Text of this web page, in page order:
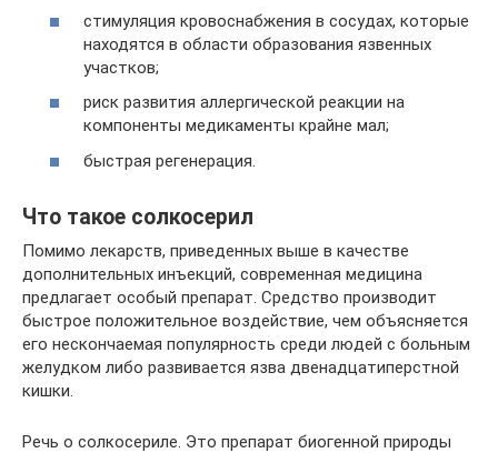
стимуляция кровоснабжения в сосудах, которые
находятся в области образования язвенных
участков;
риск развития аллергической реакции на
компоненты медикаменты крайне мал;
быстрая регенерация.
Что такое солкосерил
Помимо лекарств, приведенных выше в качестве
дополнительных инъекций, современная медицина
предлагает особый препарат. Средство производит
быстрое положительное воздействие, чем объясняется
его нескончаемая популярность среди людей с больным
желудком либо развивается язва двенадцатиперстной
кишки.
Речь о солкосериле. Это препарат биогенной природы